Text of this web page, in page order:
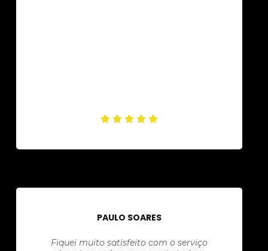
PAULO SOARES
Fiquei muito satisfeito com o serviço